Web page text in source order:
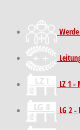
LZ 1 -
LG 2 -